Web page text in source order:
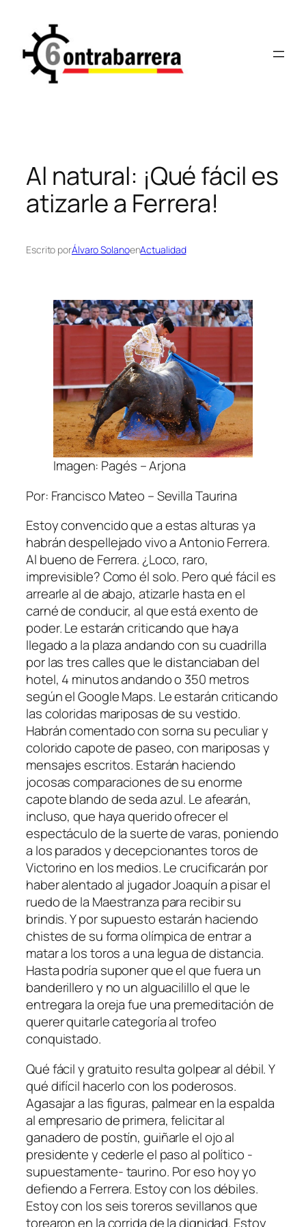
contenido
Al natural: ¡Qué fácil es
atizarle a Ferrera!
Escrito porÁlvaro SolanoenActualidad
Imagen: Pagés – Arjona
Por: Francisco Mateo – Sevilla Taurina
Estoy convencido que a estas alturas ya
habrán despellejado vivo a Antonio Ferrera.
Al bueno de Ferrera. ¿Loco, raro,
imprevisible? Como él solo. Pero qué fácil es
arrearle al de abajo, atizarle hasta en el
carné de conducir, al que está exento de
poder. Le estarán criticando que haya
llegado a la plaza andando con su cuadrilla
por las tres calles que le distanciaban del
hotel, 4 minutos andando o 350 metros
según el Google Maps. Le estarán criticando
las coloridas mariposas de su vestido.
Habrán comentado con sorna su peculiar y
colorido capote de paseo, con mariposas y
mensajes escritos. Estarán haciendo
jocosas comparaciones de su enorme
capote blando de seda azul. Le afearán,
incluso, que haya querido ofrecer el
espectáculo de la suerte de varas, poniendo
a los parados y decepcionantes toros de
Victorino en los medios. Le crucificarán por
haber alentado al jugador Joaquín a pisar el
ruedo de la Maestranza para recibir su
brindis. Y por supuesto estarán haciendo
chistes de su forma olímpica de entrar a
matar a los toros a una legua de distancia.
Hasta podría suponer que el que fuera un
banderillero y no un alguacilillo el que le
entregara la oreja fue una premeditación de
querer quitarle categoría al trofeo
conquistado.
Qué fácil y gratuito resulta golpear al débil. Y
qué difícil hacerlo con los poderosos.
Agasajar a las figuras, palmear en la espalda
al empresario de primera, felicitar al
ganadero de postín, guiñarle el ojo al
presidente y cederle el paso al político -
supuestamente- taurino. Por eso hoy yo
defiendo a Ferrera. Estoy con los débiles.
Estoy con los seis toreros sevillanos que
torearon en la corrida de la dignidad. Estoy